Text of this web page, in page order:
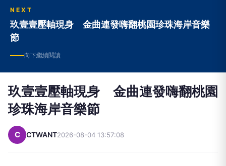
NEXT
玖壹壹壓軸現身 金曲連發嗨翻桃園珍珠海岸音樂
節
向下繼續閱讀
玖壹壹壓軸現身 金曲連發嗨翻桃園
珍珠海岸音樂節
C CTWANT2026-08-04 13:57:08